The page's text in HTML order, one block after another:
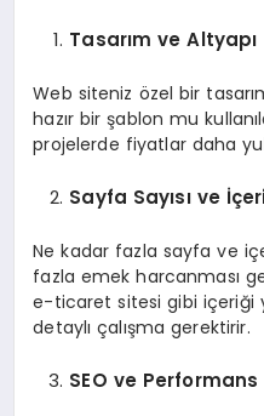
Tasarım ve Altyapı
Web siteniz özel bir
hazır bir şablon mu
projelerde fiyatlar daha
Sayfa Sayısı ve
Ne kadar fazla sayfa ve
fazla emek harcanması
e-ticaret sitesi gibi içeriği
detaylı çalışma gerektirir.
SEO ve